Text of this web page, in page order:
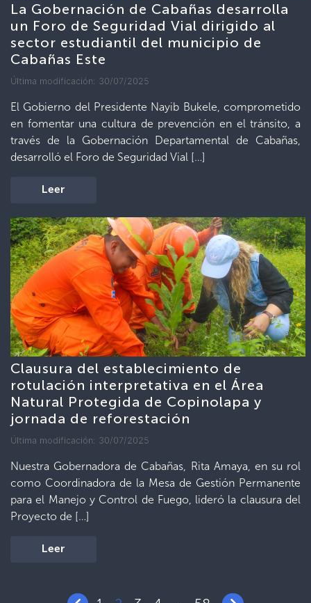
La Gobernación de Cabañas desarrolla
un Foro de Seguridad Vial dirigido al
sector estudiantil del municipio de
Cabañas Este
Última modificación: 30/07/2025
El Gobierno del Presidente Nayib Bukele, comprometido
en fomentar una cultura de prevención en el tránsito, a
través de la Gobernación Departamental de Cabañas,
desarrolló el Foro de Seguridad Vial […]
Leer
Clausura del establecimiento de
rotulación interpretativa en el Área
Natural Protegida de Copinolapa y
jornada de reforestación
Última modificación: 30/07/2025
Nuestra Gobernadora de Cabañas, Rita Amaya, en su rol
como Coordinadora de la Mesa de Gestión Permanente
para el Manejo y Control de Fuego, lideró la clausura del
Proyecto de […]
Leer